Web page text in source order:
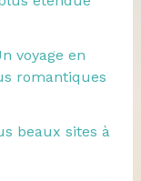
voyage en
romantiques
beaux sites à